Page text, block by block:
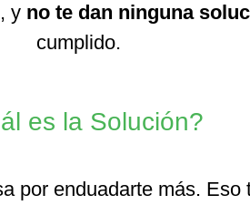
y no te dan ninguna
cumplido.
es la Solución?
por enduadarte más. Eso